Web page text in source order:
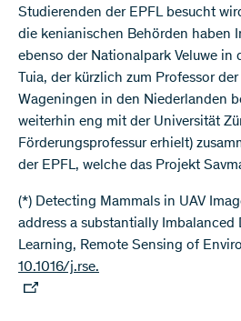
Studierenden der EPFL besucht
die kenianischen Behörden haben
ebenso der Nationalpark Veluwe in
Tuia, der kürzlich zum Professor
Wageningen in den Niederlanden
weiterhin eng mit der Universität
Förderungsprofessur erhielt)
der EPFL, welche das Projekt
(*) Detecting Mammals in UAV
address a substantially Imbalanced
Learning, Remote Sensing of
10.1016/j.rse.